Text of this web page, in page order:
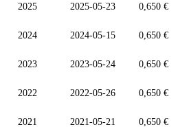
2025 2025-05-23 0,650 €
2024 2024-05-15 0,650 €
2023 2023-05-24 0,650 €
2022 2022-05-26 0,650 €
2021 2021-05-21 0,650 €